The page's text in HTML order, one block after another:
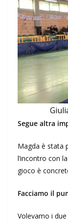
Segue altra
Magda è stata
l’incontro con
gioco è
Facciamo il
Volevamo i